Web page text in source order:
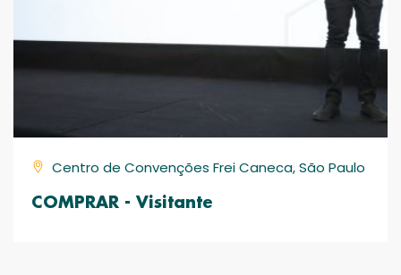
Centro de Convenções Frei Caneca, São Paulo
COMPRAR - Visitante